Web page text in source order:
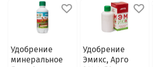
Удобрение
минеральное
Удобрение
Эмикс, Арго